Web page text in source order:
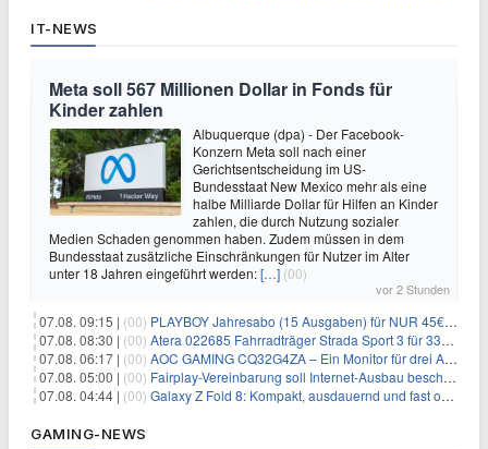
IT-NEWS
Meta soll 567 Millionen Dollar in Fonds für
Kinder zahlen
Albuquerque (dpa) - Der Facebook-
Konzern Meta soll nach einer
Gerichtsentscheidung im US-
Bundesstaat New Mexico mehr als eine
halbe Milliarde Dollar für Hilfen an Kinder
zahlen, die durch Nutzung sozialer
Medien Schaden genommen haben. Zudem müssen in dem
Bundesstaat zusätzliche Einschränkungen für Nutzer im Alter
unter 18 Jahren eingeführt werden:[…] (00)
vor 2 Stunden
07.08. 09:15 | (00) PLAYBOY Jahresabo (15 Ausgaben) für NUR 45€ (statt 198€)
07.08. 08:30 | (00) Atera 022685 Fahrradträger Strada Sport 3 für 337,48€
07.08. 06:17 | (00) AOC GAMING CQ32G4ZA – Ein Monitor für drei Arten von Spielen
07.08. 05:00 | (00) Fairplay-Vereinbarung soll Internet-Ausbau beschleunigen
07.08. 04:44 | (00) Galaxy Z Fold 8: Kompakt, ausdauernd und fast ohne Falte
GAMING-NEWS